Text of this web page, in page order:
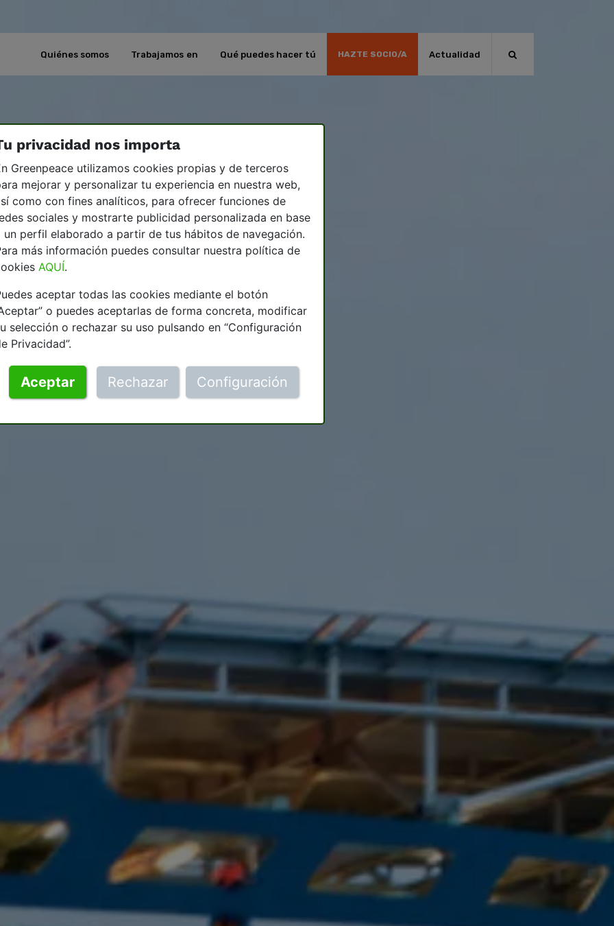
Quiénes somos Trabajamos en Qué puedes hacer tú HAZTE SOCIO/A Actualidad
privacidad nos importa
Greenpeace utilizamos cookies propias y de terceros
mejorar y personalizar tu experiencia en nuestra web,
como con fines analíticos, para ofrecer funciones de
sociales y mostrarte publicidad personalizada en base
un perfil elaborado a partir de tus hábitos de navegación.
más información puedes consultar nuestra política de
AQUÍ.
aceptar todas las cookies mediante el botón
o puedes aceptarlas de forma concreta, modificar
selección o rechazar su uso pulsando en “Configuración
Privacidad”.
Aceptar Rechazar Configuración